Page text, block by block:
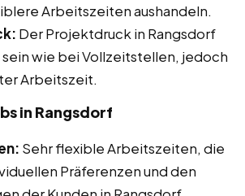
Arbeitszeiten aushandeln.
Der Projektdruck in Rangsdorf
sein wie bei Vollzeitstellen, jedoch
Arbeitszeit.
in Rangsdorf
Sehr flexible Arbeitszeiten, die
Präferenzen und den